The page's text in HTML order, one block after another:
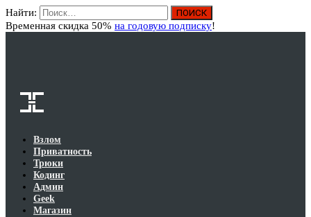
Найти:
Временная скидка 50% на годовую подписку!
Взлом
Приватность
Трюки
Кодинг
Админ
Geek
Магазин